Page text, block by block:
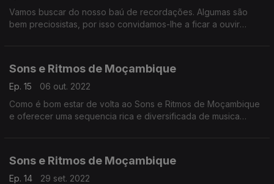
Vamos buscar do nosso baú de recordações. Algumas são
bem preciosistas, por isso convidamos-lhe a ficar a ouvir
Sons e Ritmos de Moçambique
Ep. 15
06 out. 2022
Como é bom estar de volta ao Sons e Ritmos de Moçambique
e oferecer uma sequencia rica e diversificada de musica
Sons e Ritmos de Moçambique
Ep. 14
29 set. 2022